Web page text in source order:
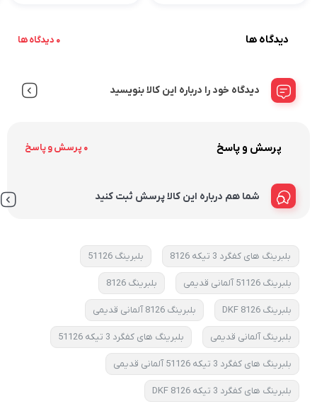
دیدگاه ها 0 دیدگاه ها
دیدگاه خود را درباره این کالا بنویسید
پرسش و پاسخ 0 پرسش و پاسخ
شما هم درباره این کالا پرسش ثبت کنید
بلبرینگ های کفگرد 3 تیکه 8126 بلبرینگ 51126
بلبرینگ 51126 آلمانی قدیمی بلبرینگ 8126
بلبرینگ 8126 DKF بلبرینگ 8126 آلمانی قدیمی
بلبرینگ آلمانی قدیمی بلبرینگ های کفگرد 3 تیکه 51126
بلبرینگ های کفگرد 3 تیکه 51126 آلمانی قدیمی
بلبرینگ های کفگرد 3 تیکه 8126 DKF